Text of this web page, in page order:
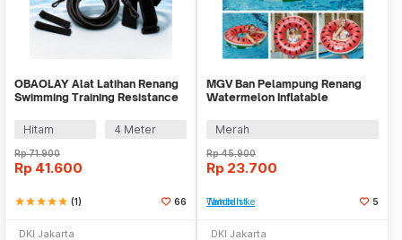
OBAOLAY Alat Latihan Renang
Swimming Training Resistance
Hitam
4 Meter
Rp71.900
Rp 41.600
starstarstarstarstar (1) 66
DKI Jakarta
MGV Ban Pelampung Renang
Watermelon Inflatable
Merah
Rp45.900
Rp 23.700
Tambah ke Watchlist 5
DKI Jakarta